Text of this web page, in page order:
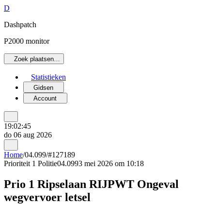
D
Dashpatch
P2000 monitor
Zoek plaatsen…
Statistieken
Gidsen
Account
19:02:45
do 06 aug 2026
Home/04.099/#127189
Prioriteit 1 Politie04.0993 mei 2026 om 10:18
Prio 1 Ripselaan RIJPWT Ongeval
wegvervoer letsel